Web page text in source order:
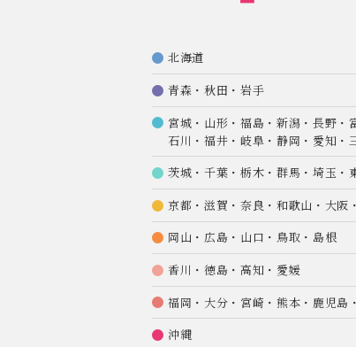
北海道
青森・秋田・岩手
宮城・山形・福島・新潟・長野・
石川・福井・岐阜・静岡・愛知・
茨城・千葉・栃木・群馬・埼玉・
京都・滋賀・奈良・和歌山・大阪
岡山・広島・山口・鳥取・島根
香川・徳島・高知・愛媛
福岡・大分・宮崎・熊本・鹿児島
沖縄